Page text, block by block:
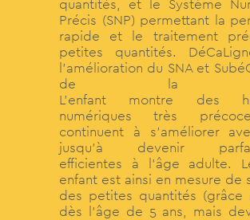
quantités, et le Système
Précis (SNP) permettant la
rapide et le traitement
petites quantités.
l’amélioration du SNA et
de la
L’enfant montre des
numériques très
continuent à s’améliorer
jusqu’à devenir
efficientes à l’âge adulte.
enfant est ainsi en mesure de
des petites quantités (grâce
dès l’âge de 5 ans, mais